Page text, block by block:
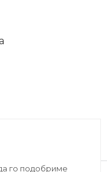
од
го подобриме